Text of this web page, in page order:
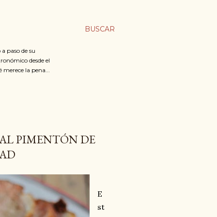
BUSCAR
paso de su
desde el
merece la pena...
PIMENTÓN DE
E
st